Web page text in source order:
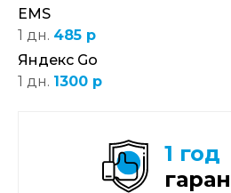
EMS
1 дн. 485 р
Яндекс Go
1 дн. 1300 р
1 год